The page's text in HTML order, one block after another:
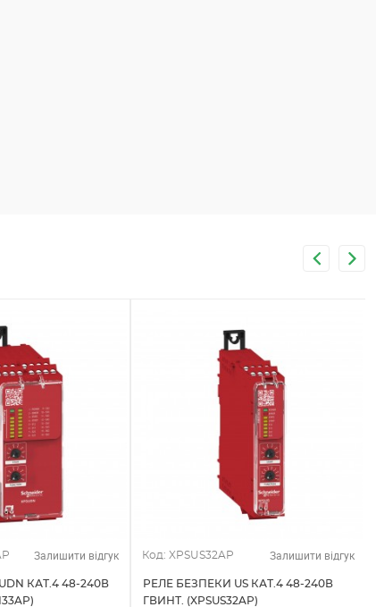
Залишити відгук
КАТ.4 48-240В
Код: XPSUS32AP Залишити відгук
РЕЛЕ БЕЗПЕКИ US КАТ.4 48-240В
ГВИНТ. (XPSUS32AP)